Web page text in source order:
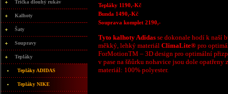
Trička dlouhý rukáv
Kalhoty
Šaty
Soupravy
Tepláky
Tepláky ADIDAS
Tepláky NIKE
Tepláky 1190,-Kč
Bunda 1490,-Kč
Souprava komplet 2190,-
Tyto kalhoty Adidas se dokonale hodí k naší
měkký, lehký materiál ClimaLite® pro
ForMotionTM – 3D design pro optimální
v pase na šňůrku nohavice jsou dole opatřeny
materiál: 100% polyester.